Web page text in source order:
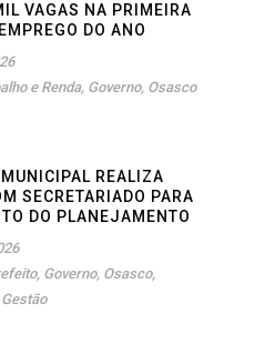
VAGAS NA PRIMEIRA
DO ANO
e Renda, Governo, Osasco
REALIZA
SECRETARIADO PARA
DO PLANEJAMENTO
, Governo, Osasco,